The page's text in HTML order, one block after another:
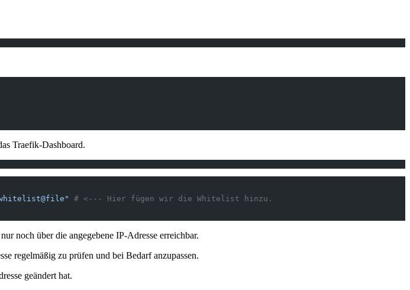
Traefik-Dashboard.
# <--- Hier fügen wir die Whitelist hinzu.
noch über die angegebene IP-Adresse erreichbar.
regelmäßig zu prüfen und bei Bedarf anzupassen.
geändert hat.